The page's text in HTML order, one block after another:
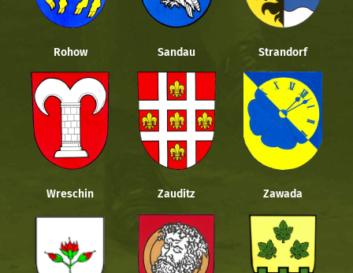
Rohow Sandau Strandorf
Wreschin Zauditz Zawada